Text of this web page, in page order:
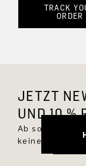
TRACK
ORDER
JETZT
UND 10 %
Ab sofort bist
keine neuen